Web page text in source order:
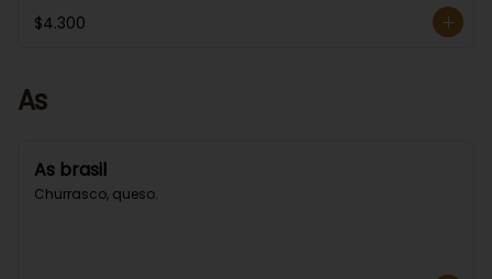
$4.300
As
As brasil
Churrasco, queso.